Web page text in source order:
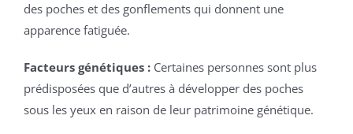
des poches et des gonflements qui donnent une
apparence fatiguée.
Facteurs génétiques : Certaines personnes sont plus
prédisposées que d’autres à développer des poches
sous les yeux en raison de leur patrimoine génétique.